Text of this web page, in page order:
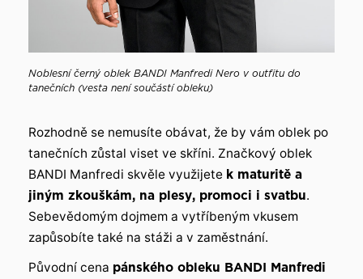
Noblesní černý oblek BANDI Manfredi Nero v outfitu do
tanečních (vesta není součástí obleku)
Rozhodně se nemusíte obávat, že by vám oblek po
tanečních zůstal viset ve skříni. Značkový oblek
BANDI Manfredi skvěle využijete k maturitě a
jiným zkouškám, na plesy, promoci i svatbu.
Sebevědomým dojmem a vytříbeným vkusem
zapůsobíte také na stáži a v zaměstnání.
Původní cena pánského obleku BANDI Manfredi